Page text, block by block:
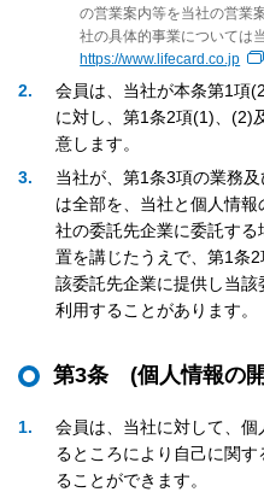
の営業案内等を当社の営業
社の具体的事業については
https://www.lifecard.co.jp
2
会員は、当社が本条第1項
に対し、第1条2項(1)、(2)
意します。
3
当社が、第1条3項の業務
は全部を、当社と個人情
社の委託先企業に委託す
置を講じたうえで、第1条
該委託先企業に提供し当
利用することがあります。
第3条 (個人情報の
1
会員は、当社に対して、
るところにより自己に関
ることができます。